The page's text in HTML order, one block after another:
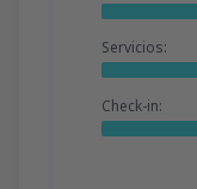
Servicios:
Check-in: